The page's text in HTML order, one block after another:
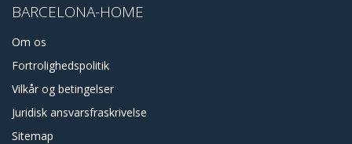
BARCELONA-HOME
Om os
Fortrolighedspolitik
Vilkår og betingelser
Juridisk ansvarsfraskrivelse
Sitemap